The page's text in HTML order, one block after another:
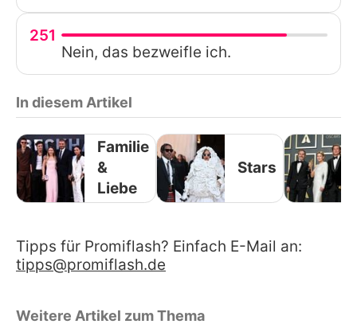
251
Nein, das bezweifle ich.
In diesem Artikel
Familie
&
Liebe
Stars
Tipps für Promiflash? Einfach E-Mail an:
tipps@promiflash.de
Weitere Artikel zum Thema